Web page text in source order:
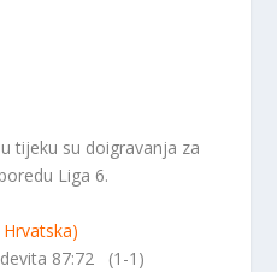
tijeku su doigravanja za
Liga 6.
Hrvatska)
87:72 (1-1)